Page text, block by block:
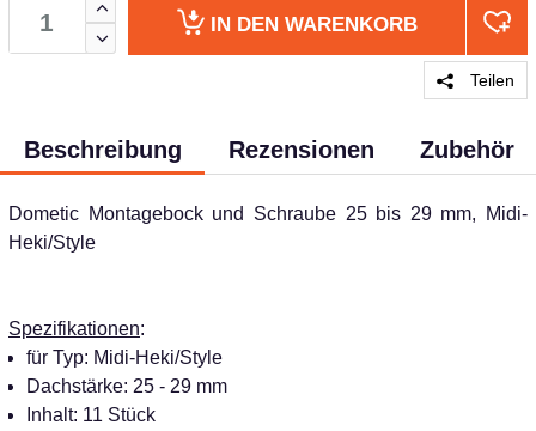
IN DEN WARENKORB
Teilen
Beschreibung Rezensionen Zubehör
Dometic Montagebock und Schraube 25 bis 29 mm, Midi-
Heki/Style
Spezifikationen:
für Typ: Midi-Heki/Style
Dachstärke: 25 - 29 mm
Inhalt: 11 Stück